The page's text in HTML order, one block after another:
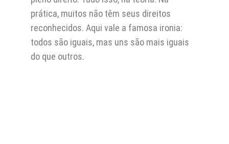
prática, muitos não têm seus direitos
reconhecidos. Aqui vale a famosa ironia:
todos são iguais, mas uns são mais iguais
do que outros.